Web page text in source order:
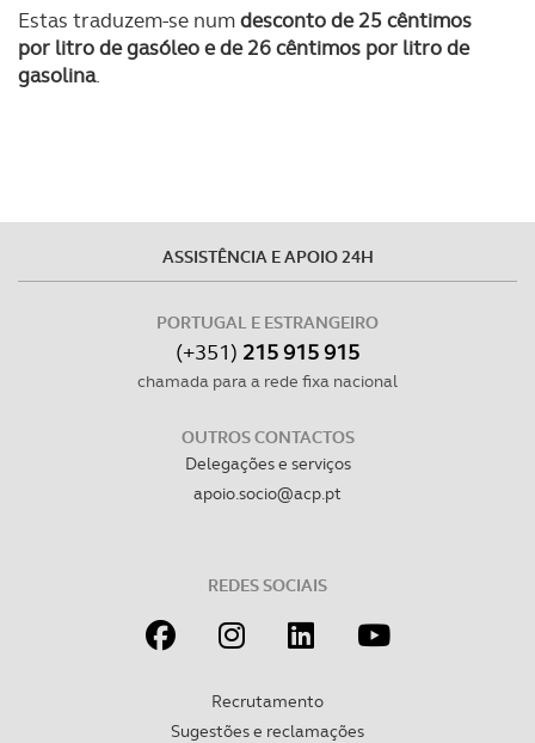
tecnologias similares pode ter impacto na sua
experiência de navegação no Website e nos serviços
disponibilizados.
Estas traduzem-se numdesconto de 25 cêntimos
por litro de gasóleo e de 26 cêntimos por litro de
gasolina.
ASSISTÊNCIA E APOIO 24H
PORTUGAL E ESTRANGEIRO
(+351) 215 915 915
chamada para a rede fixa nacional
OUTROS CONTACTOS
Delegações e serviços
apoio.socio@acp.pt
REDES SOCIAIS
Recrutamento
Sugestões e reclamações